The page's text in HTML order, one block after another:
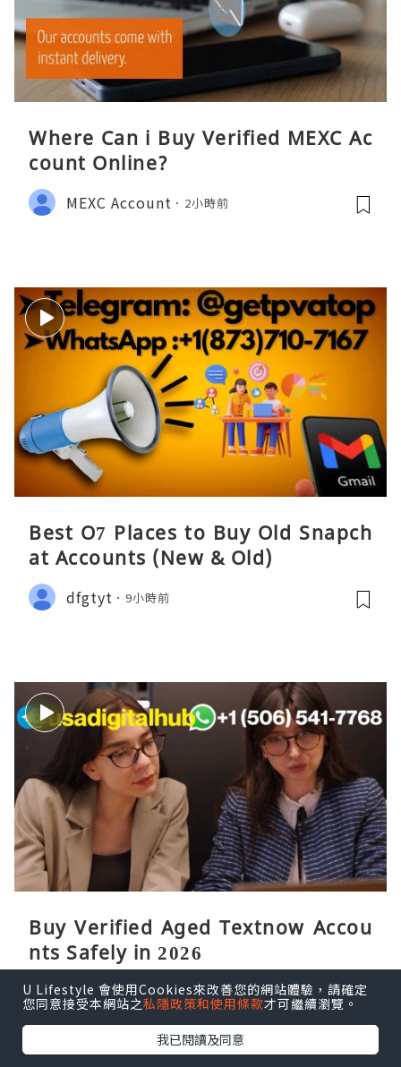
Where Can i Buy Verified MEXC Ac
count Online?
MEXC Account 2小時前
Best O7 Places to Buy Old Snapch
at Accounts (New & Old)
dfgtyt 9小時前
Buy Verified Aged Textnow Accou
nts Safely in 2026
tyuuuuu 9小時前
U Lifestyle 會使用Cookies來改善您的網站體驗，請確定
您同意接受本網站之私隱政策和使用條款才可繼續瀏覽。
我已閱讀及同意